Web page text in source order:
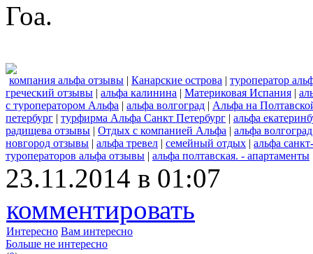
Гоа.
компания альфа отзывы | Канарские острова | туроператор
греческий отзывы | альфа калинина | Материковая Испания |
с туроператором Альфа | альфа волгоград | Альфа на
петербург | турфирма Альфа Санкт Петербург | альфа
радищева отзывы | Отдых с компанией Альфа | альфа
новгород отзывы | альфа тревел | семейный отдых | альфа
туроператоров альфа отзывы | альфа полтавская. - апартаменты
23.11.2014 в 01:07
комментировать
Интересно Вам интересно
Больше не интересно